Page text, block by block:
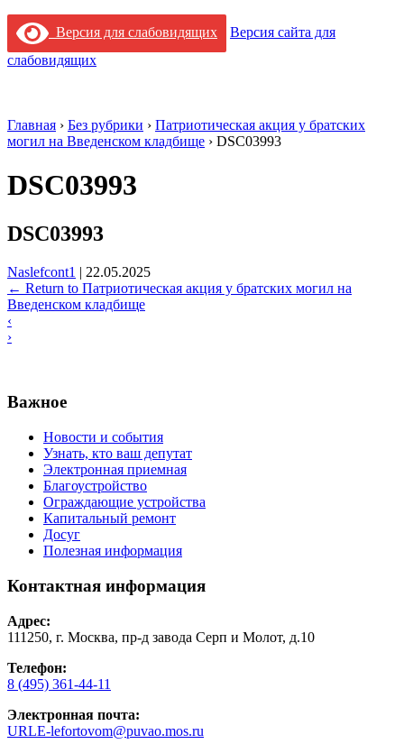
Версия для слабовидящих
Версия сайта для
слабовидящих
Главная › Без рубрики › Патриотическая акция у братских
могил на Введенском кладбище › DSC03993
DSC03993
DSC03993
Naslefcont1 | 22.05.2025
← Return to Патриотическая акция у братских могил на
Введенском кладбище
‹
›
Важное
Новости и события
Узнать, кто ваш депутат
Электронная приемная
Благоустройство
Ограждающие устройства
Капитальный ремонт
Досуг
Полезная информация
Контактная информация
Адрес:
111250, г. Москва, пр-д завода Серп и Молот, д.10
Телефон:
8 (495) 361-44-11
Электронная почта:
URLE-lefortovom@puvao.mos.ru